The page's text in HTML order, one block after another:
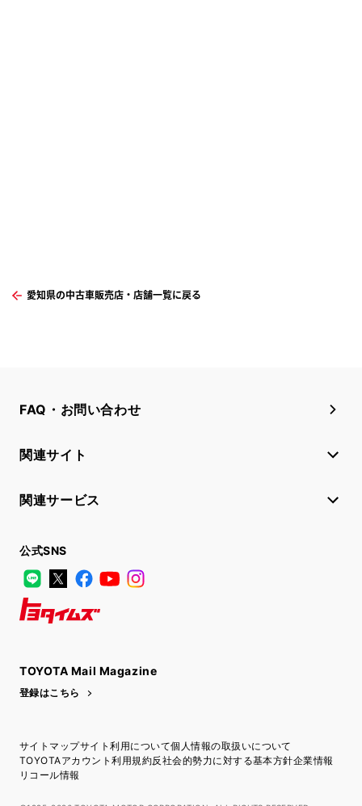
愛知県の中古車販売店・店舗一覧に戻る
FAQ・お問い合わせ
関連サイト
関連サービス
公式SNS
LINE
X FacebookYouTube
TOYOTA Mail Magazine
登録はこちら
サイトマップサイト利用について個人情報の取扱いについて
TOYOTAアカウント利用規約反社会的勢力に対する基本方針企業情報
リコール情報